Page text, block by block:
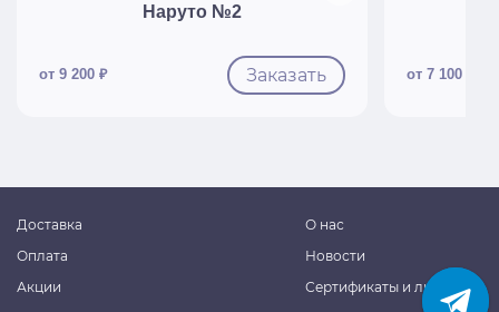
Наруто №2
от 9 200 ₽ Заказать от 7 100 ₽
Доставка
Оплата
Акции
О нас
Новости
Сертификаты и лицензии